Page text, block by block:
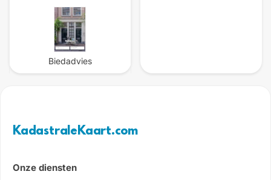
Biedadvies
KadastraleKaart.com
Onze diensten